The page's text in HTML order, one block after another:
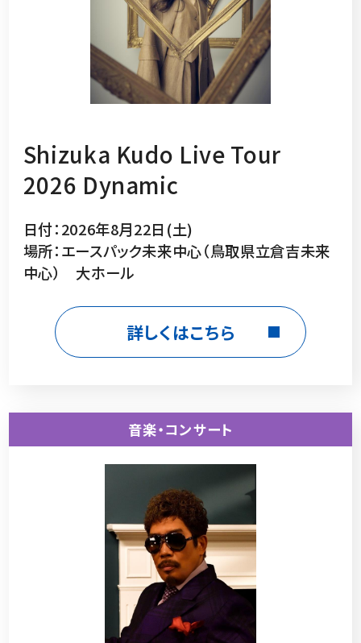
Shizuka Kudo Live Tour
2026 Dynamic
日付：2026年8月22日(土)
場所：エースパック未来中心（鳥取県立倉吉未来
中心） 大ホール
詳しくはこちら
音楽・コンサート